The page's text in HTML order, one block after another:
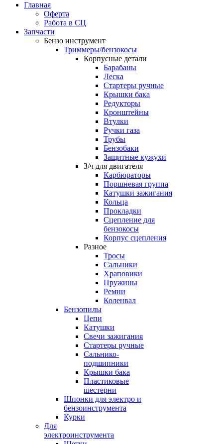
Главная
Оферта
Работа в СЦ
Запчасти
Бензо инструмент
Триммеры/бензокосы
Корпусные детали
Барабаны
Леска
Стартеры ручные
Крышки бака
Редукторы
Кронштейны
Втулки
Ручки газа
Трубы
Бензобаки
Защитные кужухи
З/ч для двигателя
Карбюраторы
Поршневая группа
Катушки зажигания
Кольца
Прокладки
Сцепление для
бензокосы
Корпус сцепления
Разное
Тросы
Сальники
Храповики
Пружины
Ремни
Коленвал
Бензопилы
Цепи
Катушки
Свечи зажигания
Стартеры ручные
Сальнико-
подшипники
Крышки бака
Пластиковые
шестерни
Шпонки для электро и
бензоинструмента
Курки
Для
электроинструмента